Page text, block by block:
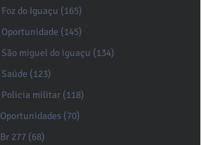
Foz do Iguaçu (165)
Oportunidade (145)
São miguel do iguaçu (134)
Saúde (123)
Policia militar (118)
Oportunidades (70)
Br 277 (68)